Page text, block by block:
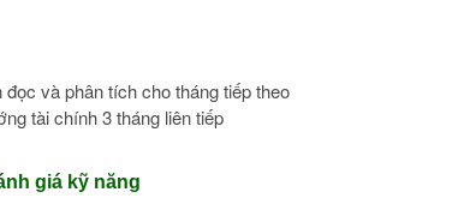
đọc và phân tích cho tháng tiếp theo
tài chính 3 tháng liên tiếp
giá kỹ năng